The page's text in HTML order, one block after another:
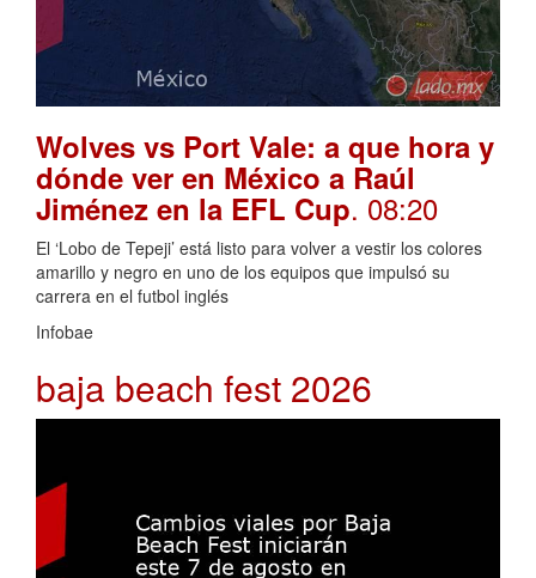
Wolves vs Port Vale: a que hora y
dónde ver en México a Raúl
Jiménez en la EFL Cup. 08:20
El ‘Lobo de Tepeji’ está listo para volver a vestir los colores
amarillo y negro en uno de los equipos que impulsó su
carrera en el futbol inglés
Infobae
baja beach fest 2026